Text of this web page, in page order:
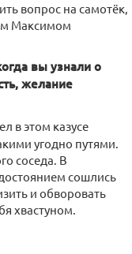
вопрос на самотёк,
Максимом
вы узнали о
желание
в этом казусе
угодно путями.
соседа. В
сошлись
и обворовать
хвастуном.